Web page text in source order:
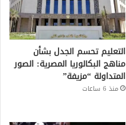
التعليم تحسم الجدل بشأن
مناهج البكالوريا المصرية: الصور
المتداولة “مزيفة”
منذ 6 ساعات